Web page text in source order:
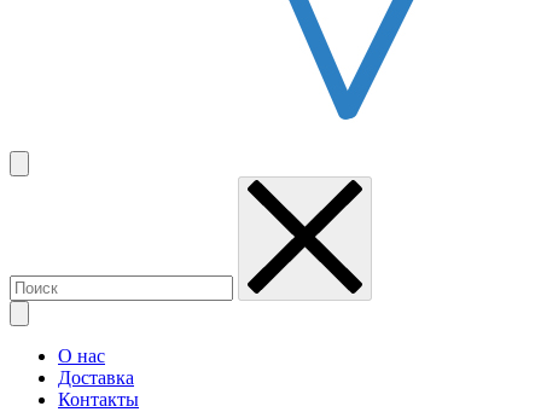
О нас
Доставка
Контакты